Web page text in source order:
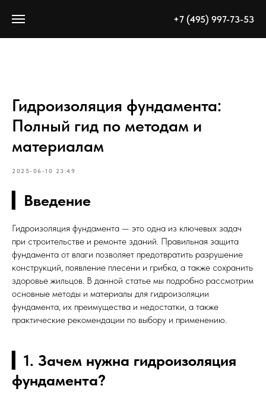
+7 (495) 997-73-53
Гидроизоляция фундамента:
Полный гид по методам и
материалам
2025-06-10 23:49
▎Введение
Гидроизоляция фундамента — это одна из ключевых задач
при строительстве и ремонте зданий. Правильная защита
фундамента от влаги позволяет предотвратить разрушение
конструкций, появление плесени и грибка, а также сохранить
здоровье жильцов. В данной статье мы подробно рассмотрим
основные методы и материалы для гидроизоляции
фундамента, их преимущества и недостатки, а также
практические рекомендации по выбору и применению.
▎1. Зачем нужна гидроизоляция
фундамента?